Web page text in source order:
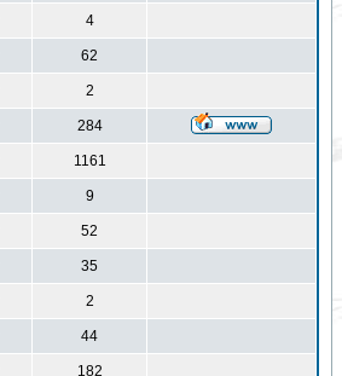
4
62
2
284
1161
9
52
35
2
44
182